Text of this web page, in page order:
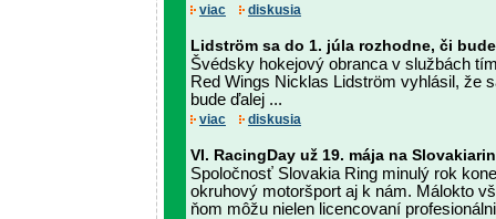
viac diskusia
Lidström sa do 1. júla rozhodne, či
Švédsky hokejový obranca v službách
Red Wings Nicklas Lidström vyhlásil, že
bude ďalej ...
viac diskusia
VI. RacingDay už 19. mája na
Spoločnosť Slovakia Ring minulý rok
okruhový motoršport aj k nám. Málokto
ňom môžu nielen licencovaní